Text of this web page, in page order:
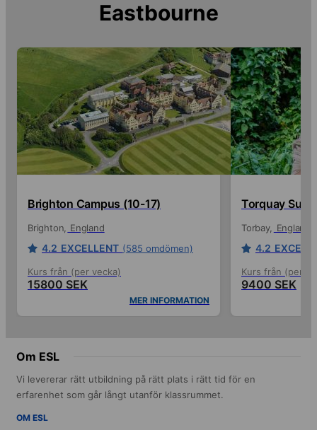
Eastbourne
Brighton Campus (10-17)
Brighton England
4.2 EXCELLENT (585 omdömen)
Kurs från (per vecka)
15800 SEK
MER INFORMATION
Torquay
Torbay England
4.2
Kurs från (per
9400 SEK
Om ESL
Vi levererar rätt utbildning på rätt plats i rätt tid för en
erfarenhet som går långt utanför klassrummet.
OM ESL